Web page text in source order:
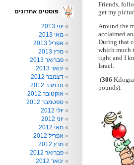
Friends,
get my
Around the
acclaimed
During that
which much
tight and I
Israel.
(306
pounds).
פוסטים אחרונים
יוני 2013
מאי 2013
אפריל 2013
מרץ 2013
פברואר 2013
ינואר 2013
דצמבר 2012
נובמבר 2012
אוקטובר 2012
ספטמבר 2012
יולי 2012
יוני 2012
מאי 2012
אפריל 2012
מרץ 2012
פברואר 2012
ינואר 2012